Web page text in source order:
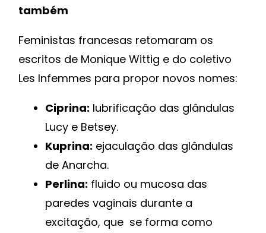
também
Feministas francesas retomaram os
escritos de Monique Wittig e do coletivo
Les Infemmes para propor novos nomes:
Ciprina: lubrificação das glândulas
Lucy e Betsey.
Kuprina: ejaculação das glândulas
de Anarcha.
Perlina: fluido ou mucosa das
paredes vaginais durante a
excitação, que se forma como